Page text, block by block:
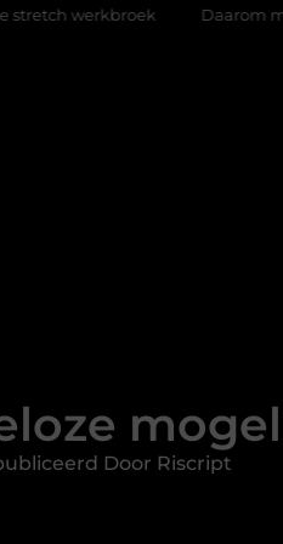
Daarom maakt een
Door Riscript